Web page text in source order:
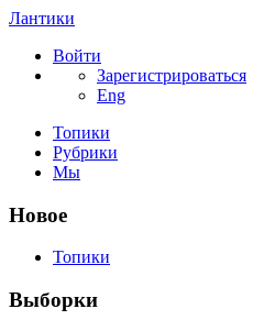
Лантики
Войти
Зарегистрироваться
Eng
Топики
Рубрики
Мы
Новое
Топики
Выборки